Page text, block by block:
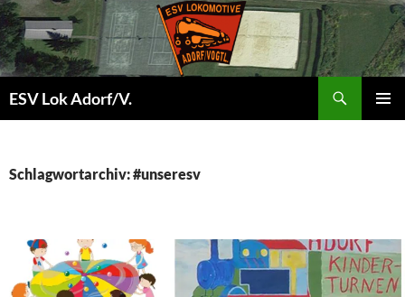
Zum
Inhalt
springen
ESV Lok Adorf/V.
Schlagwortarchiv: #unseresv